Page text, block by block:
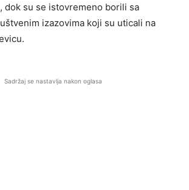
dok su se istovremeno borili sa
izazovima koji su uticali na
Sadržaj se nastavlja nakon oglasa